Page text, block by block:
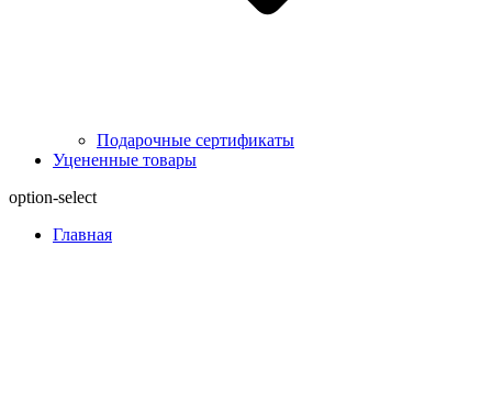
Подарочные сертификаты
Уцененные товары
option-select
Главная